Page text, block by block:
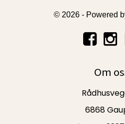
© 2026 - Powered
Om
6868